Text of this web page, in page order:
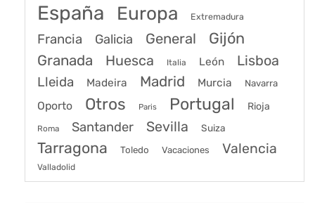
España Europa Extremadura
Francia Galicia General Gijón
Granada Huesca Italia León Lisboa
Lleida Madeira Madrid Murcia Navarra
Oporto Otros Paris Portugal Rioja
Roma Santander Sevilla Suiza
Tarragona Toledo Vacaciones Valencia
Valladolid